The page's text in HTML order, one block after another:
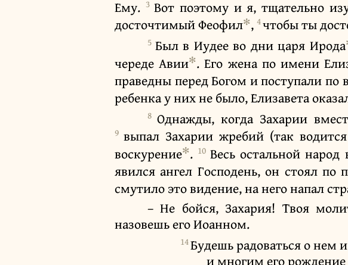
Ему. 3 Вот поэтому и я, тщательно
досточтимый Феофил✻, 4чтобы ты
5 Был в Иудее во дни царя Ирода
череде Авии✻. Его жена по имени
праведны перед Богом и поступали
ребенка у них не было, Елизавета
8Однажды, когда Захарии
9выпал Захарии жребий (так
воскурение✻. 10 Весь остальной
явился ангел Господень, он стоял
смутило это видение, на него напал
– Не бойся, Захария! Твоя
назовешь его Иоанном.
14Будешь радоваться о нем
и многим его рождение